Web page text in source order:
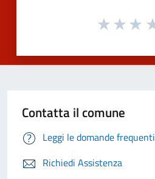
Contatta il comune
Leggi le domande frequenti
Richiedi Assistenza